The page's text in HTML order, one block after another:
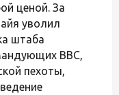
ценой. За
уволил
штаба
ВВС,
пехоты,